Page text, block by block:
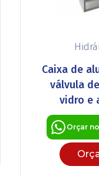
Caixa de
válvula
vidro e
Orçar